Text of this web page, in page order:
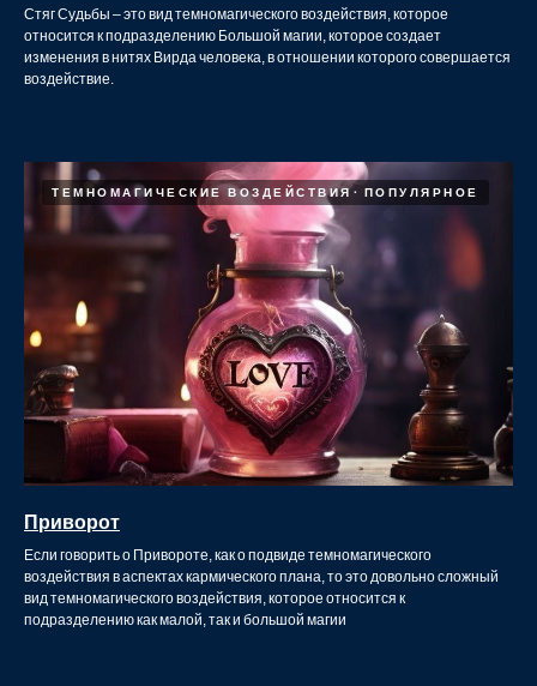
Стяг Судьбы – это вид темномагического воздействия, которое
относится к подразделению Большой магии, которое создает
изменения в нитях Вирда человека, в отношении которого совершается
воздействие.
ТЕМНОМАГИЧЕСКИЕ ВОЗДЕЙСТВИЯ ПОПУЛЯРНОЕ
Приворот
Если говорить о Привороте, как о подвиде темномагического
воздействия в аспектах кармического плана, то это довольно сложный
вид темномагического воздействия, которое относится к
подразделению как малой, так и большой магии